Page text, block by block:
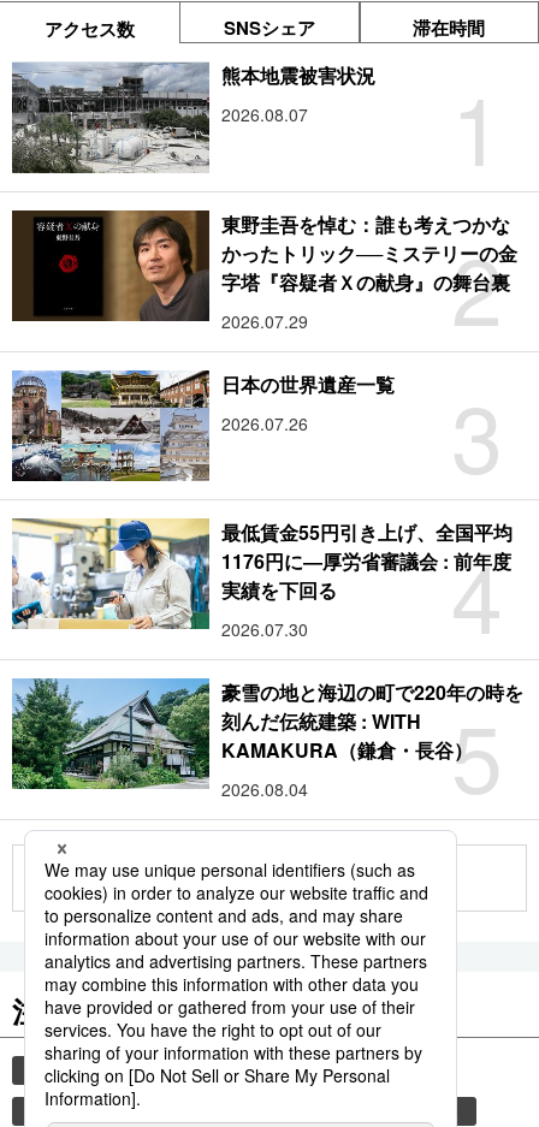
アクセス数 SNSシェア 滞在時間
1
熊本地震被害状況
2026.08.07
2
東野圭吾を悼む：誰も考えつかな
かったトリック──ミステリーの金
字塔『容疑者Ｘの献身』の舞台裏
2026.07.29
3
日本の世界遺産一覧
2026.07.26
4
最低賃金55円引き上げ、全国平均
1176円に―厚労省審議会 : 前年度
実績を下回る
2026.07.30
5
豪雪の地と海辺の町で220年の時を
刻んだ伝統建築 : WITH
KAMAKURA（鎌倉・長谷）
2026.08.04
もっと見る
注目のキーワード
共同通信ニュース イチロー
国民栄誉賞
気象・災害